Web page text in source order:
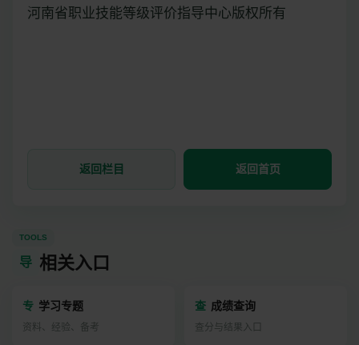
河南省职业技能等级评价指导中心版权所有
返回栏目 返回首页
TOOLS
导 相关入口
专 学习专题
资料、经验、备考
查 成绩查询
查分与结果入口